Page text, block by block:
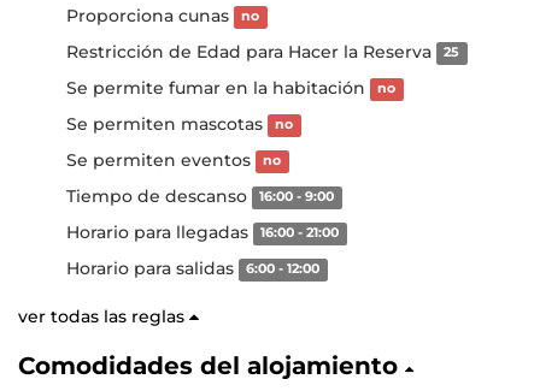
Proporciona cunas no
Restricción de Edad para Hacer la Reserva 25
Se permite fumar en la habitación no
Se permiten mascotas no
Se permiten eventos no
Tiempo de descanso 16:00 - 9:00
Horario para llegadas 16:00 - 21:00
Horario para salidas 6:00 - 12:00
ver todas las reglas
Comodidades del alojamiento